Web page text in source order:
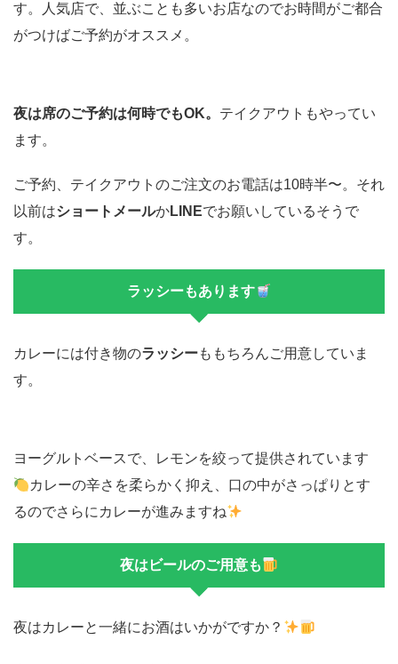
す。人気店で、並ぶことも多いお店なのでお時間がご都合
がつけばご予約がオススメ。
夜は席のご予約は何時でもOK。 テイクアウトもやってい
ます。
ご予約、テイクアウトのご注文のお電話は10時半〜。それ
以前はショートメールかLINEでお願いしているそうで
す。
ラッシーもあります
カレーには付き物のラッシーももちろんご用意していま
す。
ヨーグルトベースで、レモンを絞って提供されています
カレーの辛さを柔らかく抑え、口の中がさっぱりとす
るのでさらにカレーが進みますね
夜はビールのご用意も
夜はカレーと一緒にお酒はいかがですか？